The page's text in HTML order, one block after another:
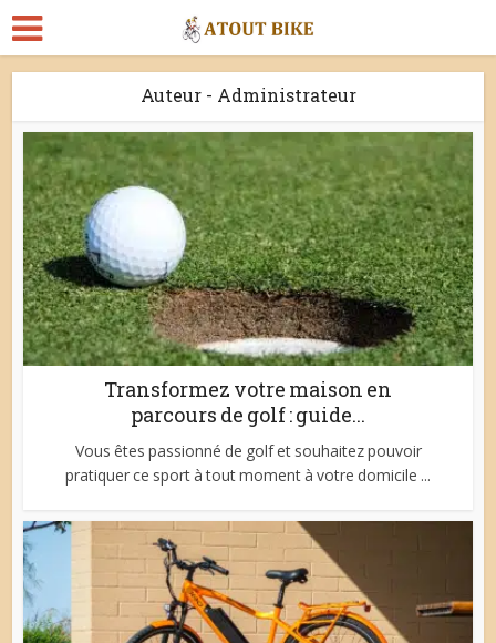
Auteur - Administrateur
Transformez votre maison en
parcours de golf : guide...
Vous êtes passionné de golf et souhaitez pouvoir
pratiquer ce sport à tout moment à votre domicile ...